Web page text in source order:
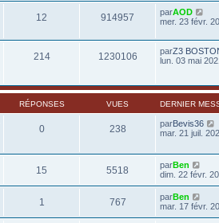
12 914957 parAOD
mer. 23 févr.
214 1230106 parZ3
lun. 03 mai
RÉPONSES VUES DERNIER
0 238 parBevis36
mar. 21 juil.
15 5518 parBen
dim. 22 févr.
1 767 parBen
mar. 17 févr.